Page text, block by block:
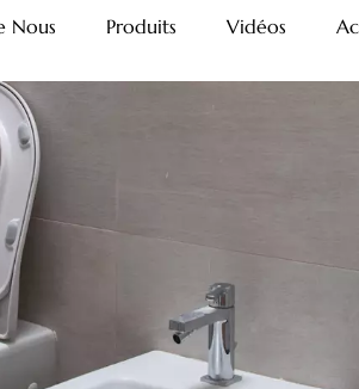
Nous Produits Vidéos